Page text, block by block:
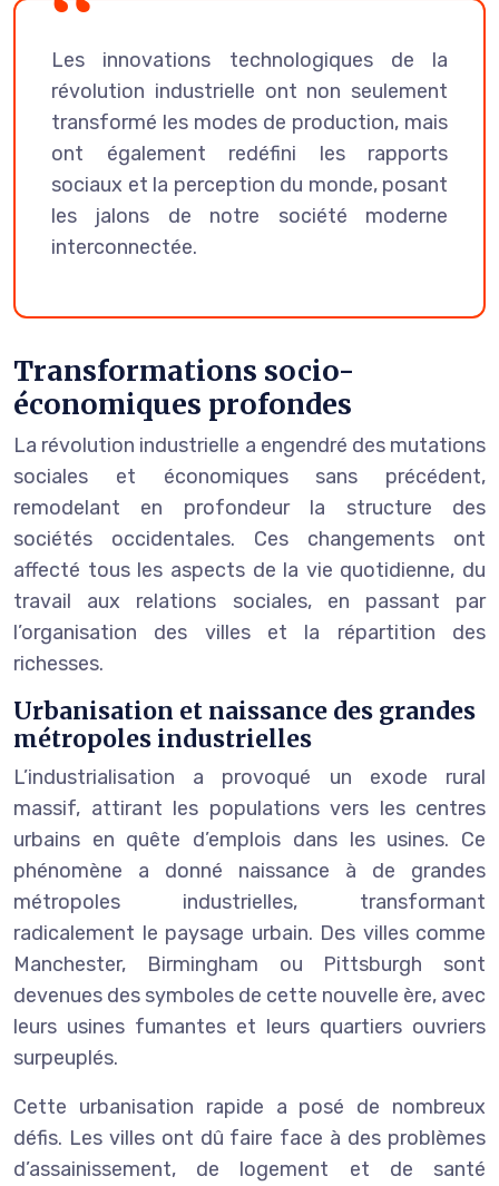
Les innovations technologiques de la
révolution industrielle ont non seulement
transformé les modes de production, mais
ont également redéfini les rapports
sociaux et la perception du monde, posant
les jalons de notre société moderne
interconnectée.
Transformations socio-
économiques profondes
La révolution industrielle a engendré des mutations
sociales et économiques sans précédent,
remodelant en profondeur la structure des
sociétés occidentales. Ces changements ont
affecté tous les aspects de la vie quotidienne, du
travail aux relations sociales, en passant par
l’organisation des villes et la répartition des
richesses.
Urbanisation et naissance des grandes
métropoles industrielles
L’industrialisation a provoqué un exode rural
massif, attirant les populations vers les centres
urbains en quête d’emplois dans les usines. Ce
phénomène a donné naissance à de grandes
métropoles industrielles, transformant
radicalement le paysage urbain. Des villes comme
Manchester, Birmingham ou Pittsburgh sont
devenues des symboles de cette nouvelle ère, avec
leurs usines fumantes et leurs quartiers ouvriers
surpeuplés.
Cette urbanisation rapide a posé de nombreux
défis. Les villes ont dû faire face à des problèmes
d’assainissement, de logement et de santé